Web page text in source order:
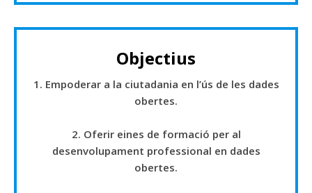
Objectius
1. Empoderar a la ciutadania en l’ús de les dades
obertes.
2. Oferir eines de formació per al
desenvolupament professional en dades
obertes.